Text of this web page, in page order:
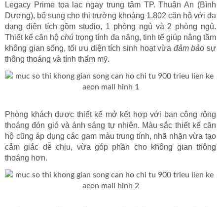
Legacy Prime tọa lạc ngay trung tâm TP. Thuận An (Bình
Dương), bổ sung cho thị trường khoảng 1.802 căn hộ với đa
dạng diện tích gồm studio, 1 phòng ngủ và 2 phòng ngủ.
Thiết kế căn hộ chútrọng tính đa năng, tinh tế giúp nâng tầm
không gian sống, tối ưu diện tích sinh hoạt vừa đảm bảo sự
thông thoáng và tính thẩm mỹ.
Phòng khách được thiết kế mở kết hợp với ban công rộng
thoáng đón gió và ánh sáng tự nhiên. Màu sắc thiết kế căn
hộ cũng áp dụng các gam màu trung tính, nhã nhặn vừa tạo
cảm giác dễ chịu, vừa góp phần cho không gian thông
thoáng hơn.